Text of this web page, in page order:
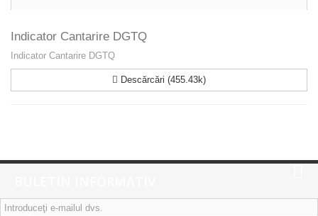
Indicator Cantarire DGTQ
Indicator Cantarire DGTQ
Descărcări (455.43k)